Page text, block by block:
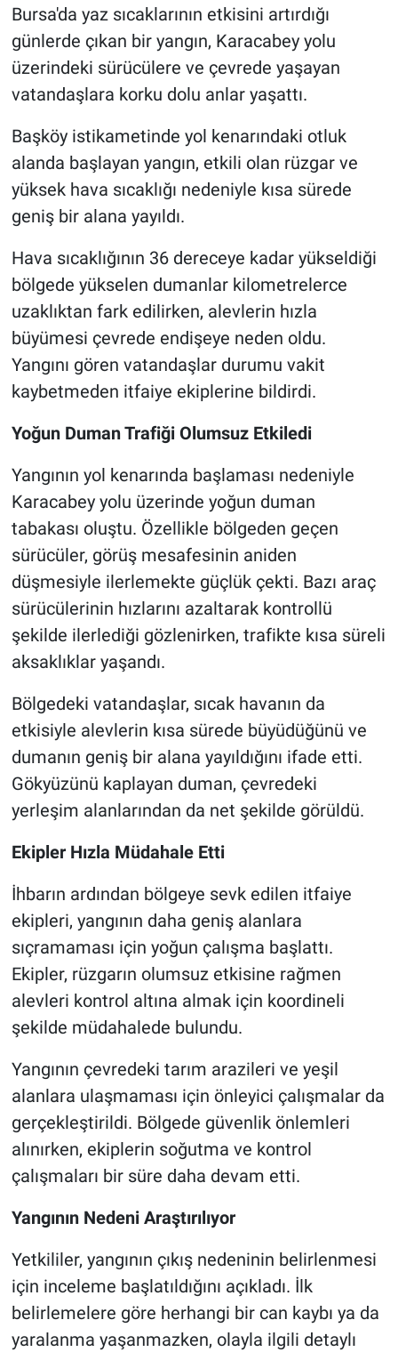
Bursa'da yaz sıcaklarının etkisini artırdığı
günlerde çıkan bir yangın, Karacabey yolu
üzerindeki sürücülere ve çevrede yaşayan
vatandaşlara korku dolu anlar yaşattı.
Başköy istikametinde yol kenarındaki otluk
alanda başlayan yangın, etkili olan rüzgar ve
yüksek hava sıcaklığı nedeniyle kısa sürede
geniş bir alana yayıldı.
Hava sıcaklığının 36 dereceye kadar yükseldiği
bölgede yükselen dumanlar kilometrelerce
uzaklıktan fark edilirken, alevlerin hızla
büyümesi çevrede endişeye neden oldu.
Yangını gören vatandaşlar durumu vakit
kaybetmeden itfaiye ekiplerine bildirdi.
Yoğun Duman Trafiği Olumsuz Etkiledi
Yangının yol kenarında başlaması nedeniyle
Karacabey yolu üzerinde yoğun duman
tabakası oluştu. Özellikle bölgeden geçen
sürücüler, görüş mesafesinin aniden
düşmesiyle ilerlemekte güçlük çekti. Bazı araç
sürücülerinin hızlarını azaltarak kontrollü
şekilde ilerlediği gözlenirken, trafikte kısa süreli
aksaklıklar yaşandı.
Bölgedeki vatandaşlar, sıcak havanın da
etkisiyle alevlerin kısa sürede büyüdüğünü ve
dumanın geniş bir alana yayıldığını ifade etti.
Gökyüzünü kaplayan duman, çevredeki
yerleşim alanlarından da net şekilde görüldü.
Ekipler Hızla Müdahale Etti
İhbarın ardından bölgeye sevk edilen itfaiye
ekipleri, yangının daha geniş alanlara
sıçramaması için yoğun çalışma başlattı.
Ekipler, rüzgarın olumsuz etkisine rağmen
alevleri kontrol altına almak için koordineli
şekilde müdahalede bulundu.
Yangının çevredeki tarım arazileri ve yeşil
alanlara ulaşmaması için önleyici çalışmalar da
gerçekleştirildi. Bölgede güvenlik önlemleri
alınırken, ekiplerin soğutma ve kontrol
çalışmaları bir süre daha devam etti.
Yangının Nedeni Araştırılıyor
Yetkililer, yangının çıkış nedeninin belirlenmesi
için inceleme başlatıldığını açıkladı. İlk
belirlemelere göre herhangi bir can kaybı ya da
yaralanma yaşanmazken, olayla ilgili detaylı
Nöbetçi Eczaneler